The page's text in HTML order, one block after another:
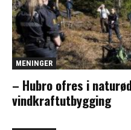
MENINGER
– Hubro ofres i
vindkraftutbygging